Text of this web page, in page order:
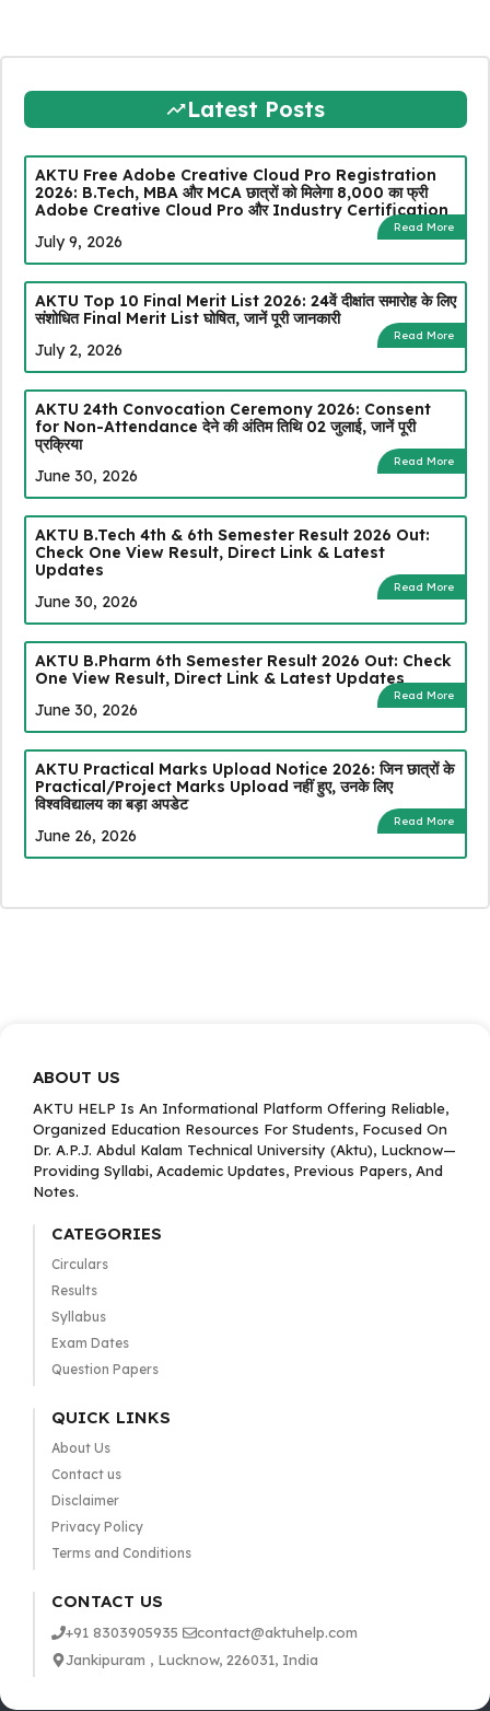
Latest Posts
AKTU Free Adobe Creative Cloud Pro Registration
2026: B.Tech, MBA और MCA छात्रों को मिलेगा ₹8,000 का फ्री
Adobe Creative Cloud Pro और Industry Certification
Read More
July 9, 2026
AKTU Top 10 Final Merit List 2026: 24वें दीक्षांत समारोह के लिए
संशोधित Final Merit List घोषित, जानें पूरी जानकारी
Read More
July 2, 2026
AKTU 24th Convocation Ceremony 2026: Consent
for Non-Attendance देने की अंतिम तिथि 02 जुलाई, जानें पूरी
प्रक्रिया
Read More
June 30, 2026
AKTU B.Tech 4th & 6th Semester Result 2026 Out:
Check One View Result, Direct Link & Latest
Updates
Read More
June 30, 2026
AKTU B.Pharm 6th Semester Result 2026 Out: Check
One View Result, Direct Link & Latest Updates
Read More
June 30, 2026
AKTU Practical Marks Upload Notice 2026: जिन छात्रों के
Practical/Project Marks Upload नहीं हुए, उनके लिए
विश्वविद्यालय का बड़ा अपडेट
Read More
June 26, 2026
ABOUT US
AKTU HELP Is An Informational Platform Offering Reliable,
Organized Education Resources For Students, Focused On
Dr. A.P.J. Abdul Kalam Technical University (Aktu), Lucknow—
Providing Syllabi, Academic Updates, Previous Papers, And
Notes.
CATEGORIES
Circulars
Results
Syllabus
Exam Dates
Question Papers
QUICK LINKS
About Us
Contact us
Disclaimer
Privacy Policy
Terms and Conditions
CONTACT US
+91 8303905935
contact@aktuhelp.com
Jankipuram , Lucknow, 226031, India